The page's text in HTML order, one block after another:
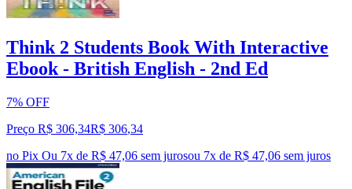
Think 2 Students Book With Interactive
Ebook - British English - 2nd Ed
7% OFF
Preço R$ 306,34R$ 306,34
no Pix Ou 7x de R$ 47,06 sem jurosou 7x de R$ 47,06 sem juros